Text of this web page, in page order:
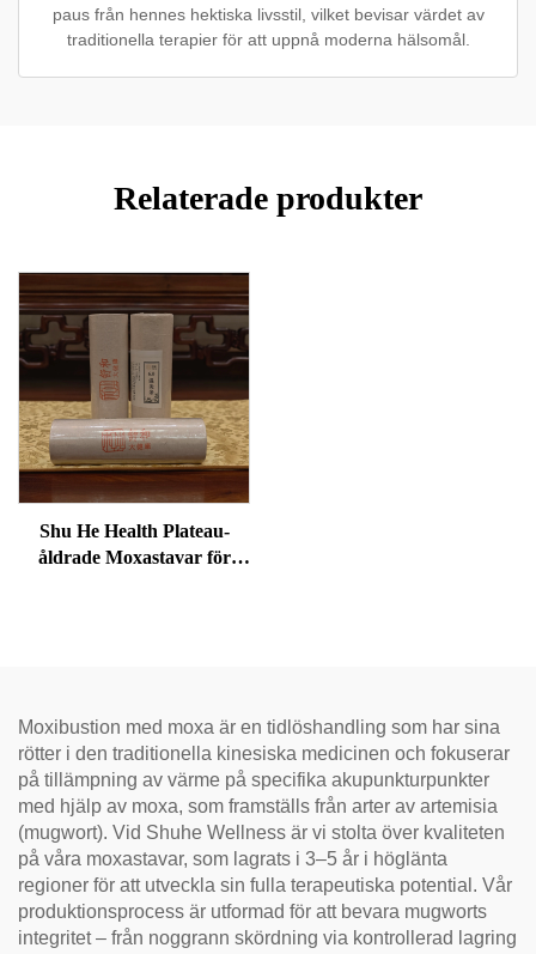
paus från hennes hektiska livsstil, vilket bevisar värdet av
traditionella terapier för att uppnå moderna hälsomål.
Relaterade produkter
Shu He Health Plateau-
åldrade Moxastavar för
Moxibustion med moxa är en tidlöshandling som har sina
rötter i den traditionella kinesiska medicinen och fokuserar
på tillämpning av värme på specifika akupunkturpunkter
med hjälp av moxa, som framställs från arter av artemisia
(mugwort). Vid Shuhe Wellness är vi stolta över kvaliteten
på våra moxastavar, som lagrats i 3–5 år i höglänta
regioner för att utveckla sin fulla terapeutiska potential. Vår
produktionsprocess är utformad för att bevara mugworts
integritet – från noggrann skördning via kontrollerad lagring